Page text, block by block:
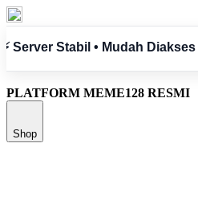
Hambatan ✅ Aman
PLATFORM MEME128 RESMI
Shop